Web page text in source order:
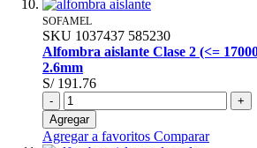
SOFAMEL
SKU 1037437 585230
Alfombra aislante Clase 2 (<=
2.6mm
S/ 191.76
-
+
Agregar
Agregar a favoritos Comparar